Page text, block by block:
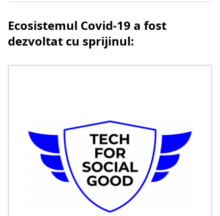
Ecosistemul Covid-19 a fost
dezvoltat cu sprijinul: